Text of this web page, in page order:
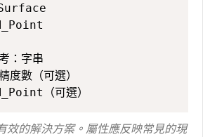
：字串
度數（可選）
效的解決方案。屬性應反映常見的現